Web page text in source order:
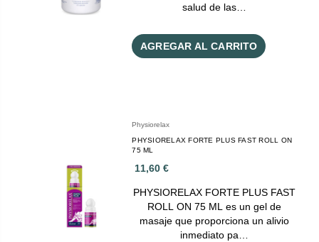
salud de las…
AGREGAR AL CARRITO
Physiorelax
PHYSIORELAX FORTE PLUS FAST ROLL ON
75 ML
11,60 €
PHYSIORELAX FORTE PLUS FAST
ROLL ON 75 ML es un gel de
masaje que proporciona un alivio
inmediato pa…